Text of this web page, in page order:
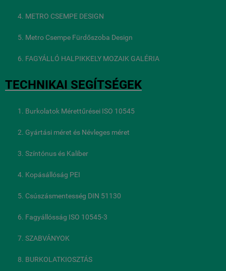
METRO CSEMPE DESIGN
Metro Csempe Fürdőszoba Design
FAGYÁLLÓ HALPIKKELY MOZAIK GALÉRIA
TECHNIKAI SEGÍTSÉGEK
Burkolatok Mérettűrései ISO 10545
Gyártási méret és Névleges méret
Színtónus és Kaliber
Kopásállóság PEI
Csúszásmentesség DIN 51130
Fagyállósság ISO 10545-3
SZABVÁNYOK
BURKOLATKIOSZTÁS